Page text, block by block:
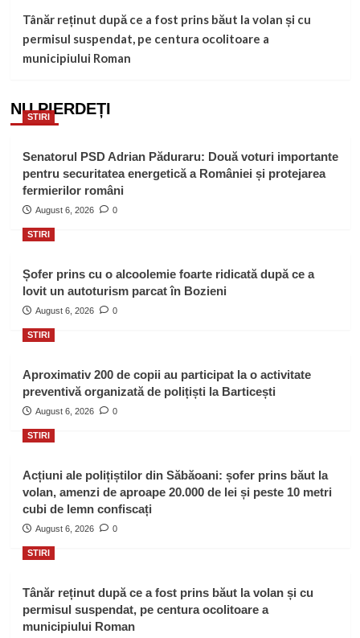
Tânăr reținut după ce a fost prins băut la volan și cu
permisul suspendat, pe centura ocolitoare a
municipiului Roman
NU PIERDEȚI
STIRI
Senatorul PSD Adrian Păduraru: Două voturi importante
pentru securitatea energetică a României și protejarea
fermierilor români
August 6, 2026 0
STIRI
Șofer prins cu o alcoolemie foarte ridicată după ce a
lovit un autoturism parcat în Bozieni
August 6, 2026 0
STIRI
Aproximativ 200 de copii au participat la o activitate
preventivă organizată de polițiști la Barticești
August 6, 2026 0
STIRI
Acțiuni ale polițiștilor din Săbăoani: șofer prins băut la
volan, amenzi de aproape 20.000 de lei și peste 10 metri
cubi de lemn confiscați
August 6, 2026 0
STIRI
Tânăr reținut după ce a fost prins băut la volan și cu
permisul suspendat, pe centura ocolitoare a
municipiului Roman